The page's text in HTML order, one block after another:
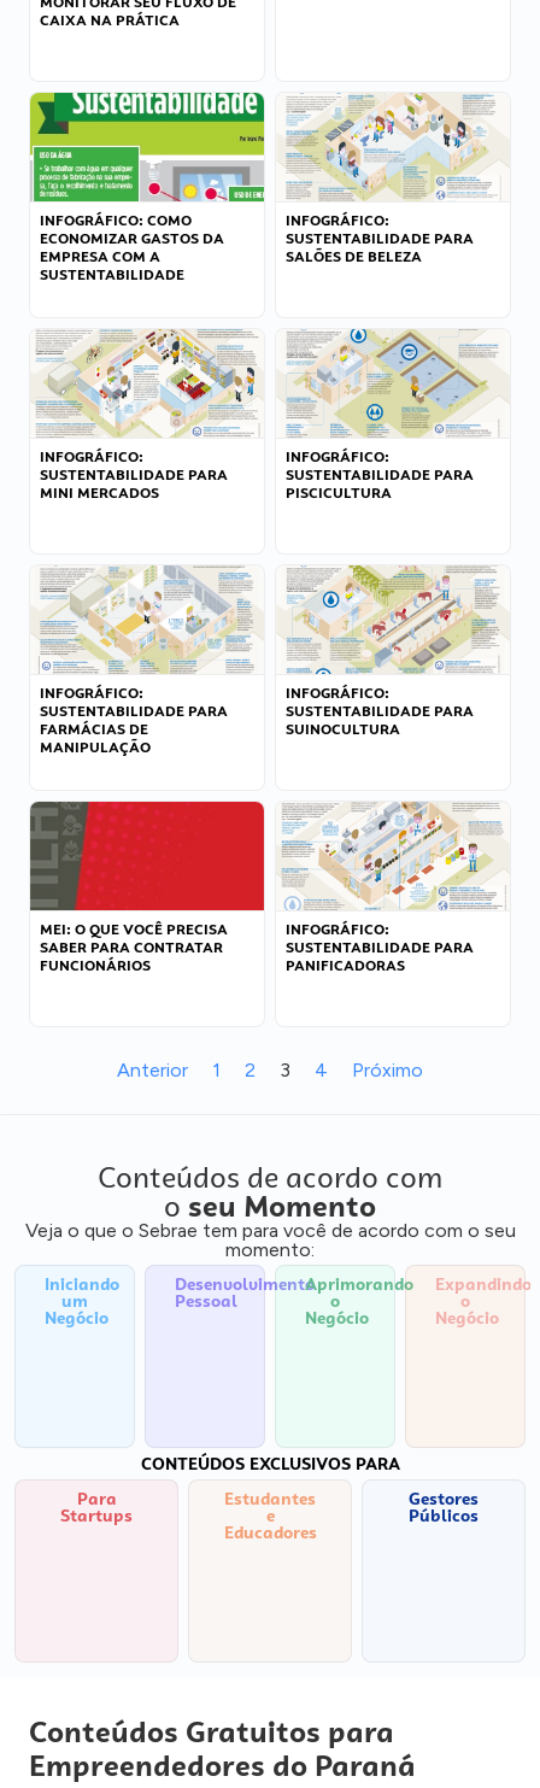
CAIXA NA PRÁTICA
INFOGRÁFICO: COMO
ECONOMIZAR GASTOS DA
EMPRESA COM A
SUSTENTABILIDADE
INFOGRÁFICO:
SUSTENTABILIDADE PARA
SALÕES DE BELEZA
INFOGRÁFICO:
SUSTENTABILIDADE PARA
MINI MERCADOS
INFOGRÁFICO:
SUSTENTABILIDADE PARA
PISCICULTURA
INFOGRÁFICO:
SUSTENTABILIDADE PARA
FARMÁCIAS DE
MANIPULAÇÃO
INFOGRÁFICO:
SUSTENTABILIDADE PARA
SUINOCULTURA
MEI: O QUE VOCÊ PRECISA
SABER PARA CONTRATAR
FUNCIONÁRIOS
INFOGRÁFICO:
SUSTENTABILIDADE PARA
PANIFICADORAS
Anterior 1 2 3 4 Próximo
Conteúdos de acordo com
o seu Momento
Veja o que o Sebrae tem para você de acordo com o seu
momento:
Iniciando
um
Negócio
Desenvolvimento
Pessoal
Aprimorando
o
Negócio
Expandindo
o
Negócio
CONTEÚDOS EXCLUSIVOS PARA
Para
Startups
Estudantes
e
Educadores
Gestores
Públicos
Conteúdos Gratuitos para
Empreendedores do Paraná